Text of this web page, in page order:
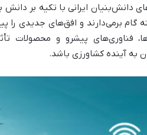
دانش‌بنیان ایرانی با تکیه بر
گام برمی‌دارند و افق‌های جدیدی
فناوری‌های پیشرو و محصولات
به آینده کشاورزی باشد.